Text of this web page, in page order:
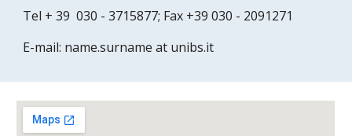
Tel + 39  030 - 3715877; Fax +39 030 - 2091271
E-mail: name.surname at unibs.it